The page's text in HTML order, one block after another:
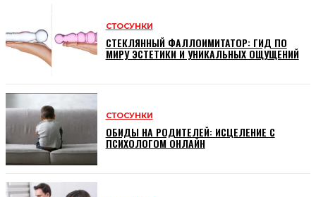
СТОСУНКИ
СТЕКЛЯННЫЙ ФАЛЛОИМИТАТОР: ГИД ПО
МИРУ ЭСТЕТИКИ И УНИКАЛЬНЫХ ОЩУЩЕНИЙ
СТОСУНКИ
ОБИДЫ НА РОДИТЕЛЕЙ: ИСЦЕЛЕНИЕ С
ПСИХОЛОГОМ ОНЛАЙН